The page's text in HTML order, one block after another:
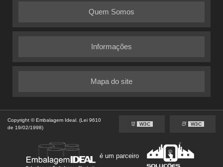
Quem Somos
Informações
Mapa do site
Copyright © Embalagem Ideal. (Lei 9610
de 19/02/1998)
W3C W3C
é um parceiro